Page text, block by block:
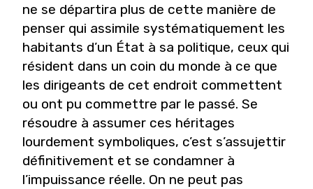
ne se départira plus de cette manière de
penser qui assimile systématiquement les
habitants d’un État à sa politique, ceux qui
résident dans un coin du monde à ce que
les dirigeants de cet endroit commettent
ou ont pu commettre par le passé. Se
résoudre à assumer ces héritages
lourdement symboliques, c’est s’assujettir
définitivement et se condamner à
l’impuissance réelle. On ne peut pas